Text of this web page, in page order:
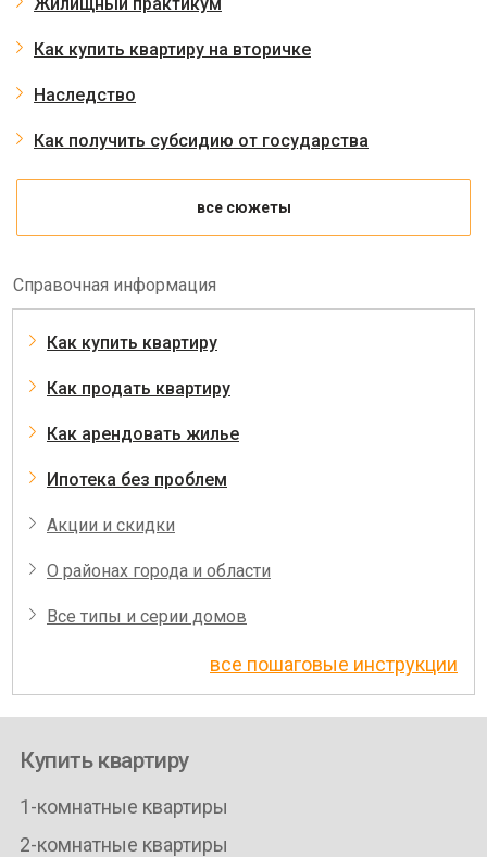
Как купить квартиру на вторичке
Наследство
Как получить субсидию от государства
все сюжеты
Справочная информация
Как купить квартиру
Как продать квартиру
Как арендовать жилье
Ипотека без проблем
Акции и скидки
О районах города и области
Все типы и серии домов
все пошаговые инструкции
Купить квартиру
1-комнатные квартиры
2-комнатные квартиры